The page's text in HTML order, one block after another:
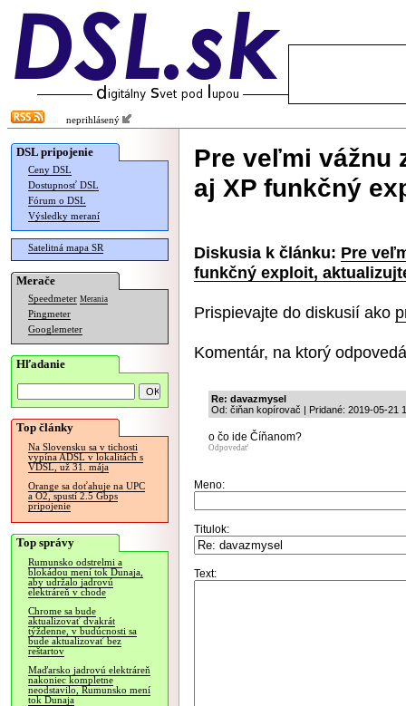
neprihlásený
DSL pripojenie
Ceny DSL
Dostupnosť DSL
Fórum o DSL
Výsledky meraní
Satelitná mapa SR
Merače
Speedmeter Merania
Pingmeter
Googlemeter
Hľadanie
Top články
Na Slovensku sa v tichosti
vypína ADSL v lokalitách s
VDSL, už 31. mája
Orange sa doťahuje na UPC
a O2, spustí 2.5 Gbps
pripojenie
Top správy
Rumunsko odstrelmi a
blokádou mení tok Dunaja,
aby udržalo jadrovú
elektráreň v chode
Chrome sa bude
aktualizovať dvakrát
týždenne, v budúcnosti sa
bude aktualizovať bez
reštartov
Maďarsko jadrovú elektráreň
nakoniec kompletne
neodstavilo, Rumunsko mení
tok Dunaja
Pre veľmi vážnu
aj XP funkčný
Diskusia k článku: Pre
funkčný exploit,
Prispievajte do diskusií ako
Komentár, na ktorý
Re: davazmysel
Od: čiňan kopírovač | Pridané: 2019-05-21
o čo ide Číňanom?
Odpovedať
Meno:
Titulok:
Text: